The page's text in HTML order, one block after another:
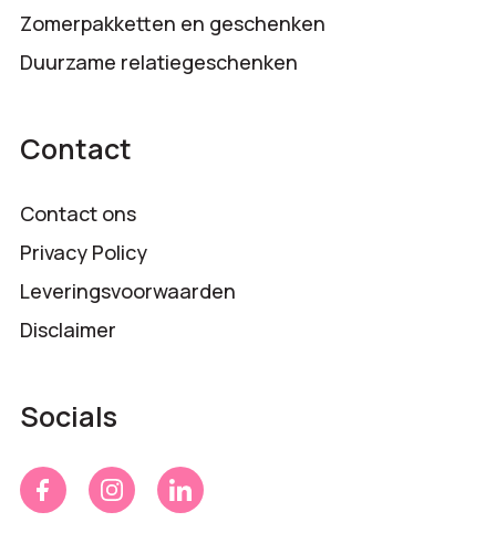
Zomerpakketten en geschenken
Duurzame relatiegeschenken
Contact
Contact ons
Privacy Policy
Leveringsvoorwaarden
Disclaimer
Socials